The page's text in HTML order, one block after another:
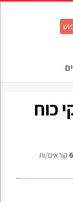
כוח
קוראים/ות